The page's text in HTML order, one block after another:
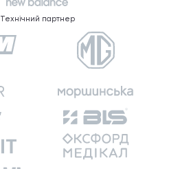
Технічний партнер